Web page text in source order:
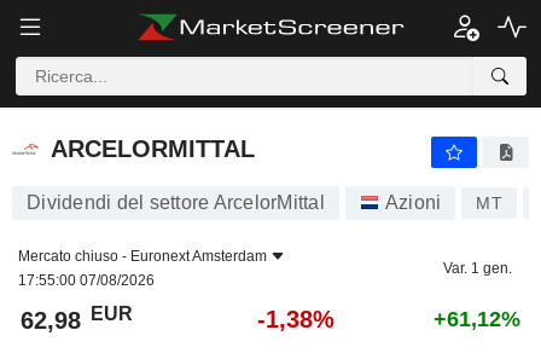
ARCELORMITTAL
ARCELORMITTAL
Dividendi del settore ArcelorMittal Azioni MT
Mercato chiuso - Euronext Amsterdam
17:55:00 07/08/2026
Var. 1 gen.
62,98 EUR -1,38% +61,12%